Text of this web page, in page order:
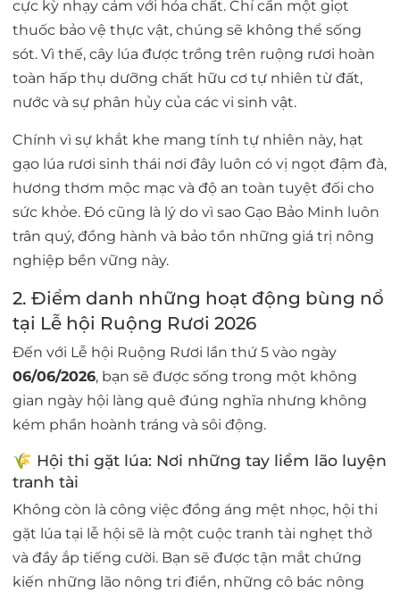
cực kỳ nhạy cảm với hóa chất. Chỉ cần một giọt
thuốc bảo vệ thực vật, chúng sẽ không thể sống
sót. Vì thế, cây lúa được trồng trên ruộng rươi hoàn
toàn hấp thụ dưỡng chất hữu cơ tự nhiên từ đất,
nước và sự phân hủy của các vi sinh vật.
Chính vì sự khắt khe mang tính tự nhiên này, hạt
gạo lúa rươi sinh thái nơi đây luôn có vị ngọt đậm đà,
hương thơm mộc mạc và độ an toàn tuyệt đối cho
sức khỏe. Đó cũng là lý do vì sao Gạo Bảo Minh luôn
trân quý, đồng hành và bảo tồn những giá trị nông
nghiệp bền vững này.
2. Điểm danh những hoạt động bùng nổ
tại Lễ hội Ruộng Rươi 2026
Đến với Lễ hội Ruộng Rươi lần thứ 5 vào ngày
06/06/2026, bạn sẽ được sống trong một không
gian ngày hội làng quê đúng nghĩa nhưng không
kém phần hoành tráng và sôi động.
🌾 Hội thi gặt lúa: Nơi những tay liềm lão luyện
tranh tài
Không còn là công việc đồng áng mệt nhọc, hội thi
gặt lúa tại lễ hội sẽ là một cuộc tranh tài nghẹt thở
và đầy ắp tiếng cười. Bạn sẽ được tận mắt chứng
kiến những lão nông tri điền, những cô bác nông